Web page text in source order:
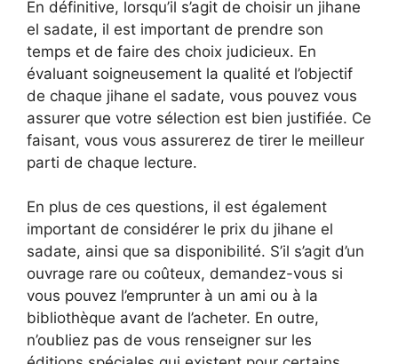
En définitive, lorsqu’il s’agit de choisir un jihane
el sadate, il est important de prendre son
temps et de faire des choix judicieux. En
évaluant soigneusement la qualité et l’objectif
de chaque jihane el sadate, vous pouvez vous
assurer que votre sélection est bien justifiée. Ce
faisant, vous vous assurerez de tirer le meilleur
parti de chaque lecture.
En plus de ces questions, il est également
important de considérer le prix du jihane el
sadate, ainsi que sa disponibilité. S’il s’agit d’un
ouvrage rare ou coûteux, demandez-vous si
vous pouvez l’emprunter à un ami ou à la
bibliothèque avant de l’acheter. En outre,
n’oubliez pas de vous renseigner sur les